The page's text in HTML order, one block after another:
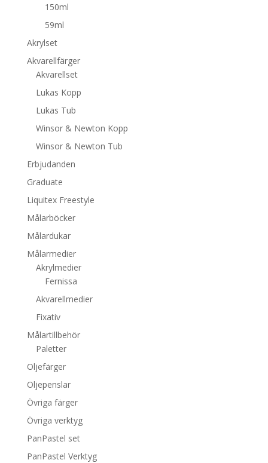
150ml
59ml
Akrylset
Akvarellfärger
Akvarellset
Lukas Kopp
Lukas Tub
Winsor & Newton Kopp
Winsor & Newton Tub
Erbjudanden
Graduate
Liquitex Freestyle
Målarböcker
Målardukar
Målarmedier
Akrylmedier
Fernissa
Akvarellmedier
Fixativ
Målartillbehör
Paletter
Oljefärger
Oljepenslar
Övriga färger
Övriga verktyg
PanPastel set
PanPastel Verktyg